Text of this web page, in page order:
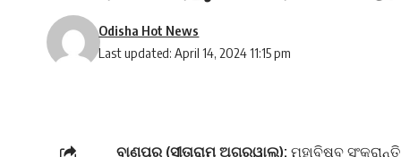
Last updated: April 14, 2024 11:15 pm
Odisha Hot News
ବାଣପୁର (ସୀତାରାମ ଅଗ୍ରୱାଲ): ମହାବିଷୁବ